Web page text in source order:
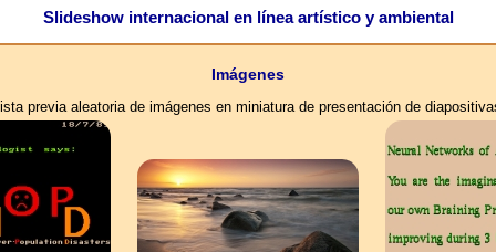
Slideshow internacional en línea artístico y ambiental
Imágenes
previa aleatoria de imágenes en miniatura de presentación de